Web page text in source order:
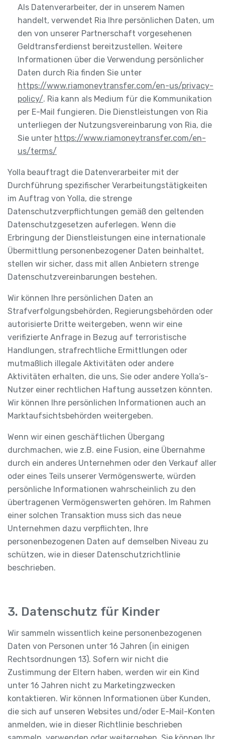
Als Datenverarbeiter, der in unserem Namen
handelt, verwendet Ria Ihre persönlichen Daten, um
den von unserer Partnerschaft vorgesehenen
Geldtransferdienst bereitzustellen. Weitere
Informationen über die Verwendung persönlicher
Daten durch Ria finden Sie unter
https://www.riamoneytransfer.com/en-us/privacy-
policy/. Ria kann als Medium für die Kommunikation
per E-Mail fungieren. Die Dienstleistungen von Ria
unterliegen der Nutzungsvereinbarung von Ria, die
Sie unter https://www.riamoneytransfer.com/en-
us/terms/
Yolla beauftragt die Datenverarbeiter mit der
Durchführung spezifischer Verarbeitungstätigkeiten
im Auftrag von Yolla, die strenge
Datenschutzverpflichtungen gemäß den geltenden
Datenschutzgesetzen auferlegen. Wenn die
Erbringung der Dienstleistungen eine internationale
Übermittlung personenbezogener Daten beinhaltet,
stellen wir sicher, dass mit allen Anbietern strenge
Datenschutzvereinbarungen bestehen.
Wir können Ihre persönlichen Daten an
Strafverfolgungsbehörden, Regierungsbehörden oder
autorisierte Dritte weitergeben, wenn wir eine
verifizierte Anfrage in Bezug auf terroristische
Handlungen, strafrechtliche Ermittlungen oder
mutmaßlich illegale Aktivitäten oder andere
Aktivitäten erhalten, die uns, Sie oder andere Yolla’s-
Nutzer einer rechtlichen Haftung aussetzen könnten.
Wir können Ihre persönlichen Informationen auch an
Marktaufsichtsbehörden weitergeben.
Wenn wir einen geschäftlichen Übergang
durchmachen, wie z.B. eine Fusion, eine Übernahme
durch ein anderes Unternehmen oder den Verkauf aller
oder eines Teils unserer Vermögenswerte, würden
persönliche Informationen wahrscheinlich zu den
übertragenen Vermögenswerten gehören. Im Rahmen
einer solchen Transaktion muss sich das neue
Unternehmen dazu verpflichten, Ihre
personenbezogenen Daten auf demselben Niveau zu
schützen, wie in dieser Datenschutzrichtlinie
beschrieben.
3. Datenschutz für Kinder
Wir sammeln wissentlich keine personenbezogenen
Daten von Personen unter 16 Jahren (in einigen
Rechtsordnungen 13). Sofern wir nicht die
Zustimmung der Eltern haben, werden wir ein Kind
unter 16 Jahren nicht zu Marketingzwecken
kontaktieren. Wir können Informationen über Kunden,
die sich auf unseren Websites und/oder E-Mail-Konten
anmelden, wie in dieser Richtlinie beschrieben